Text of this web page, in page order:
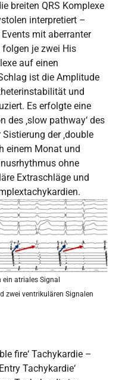
breiten QRS Komplexe
interpretiert –
Events mit aberranter
folgen je zwei His
auf einen
ist die Amplitude
und
Es erfolgte eine
‚slow pathway‘ des
der ‚double
einem Monat und
ohne
Extraschläge und
ein atriales Signal
zwei ventrikulären Signalen
fire‘ Tachykardie –
Tachykardie‘